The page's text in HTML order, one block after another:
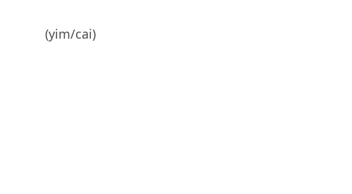
(yim/cai)